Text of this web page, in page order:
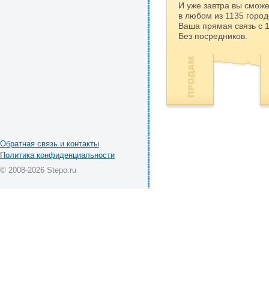
И уже завтра вы
в любом из 1135
Ваша прямая связь с
Без посредников.
Обратная связь и контакты
Политика конфиденциальности
© 2008-2026 Stepo.ru